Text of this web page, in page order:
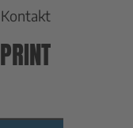
Kontakt
PRINT